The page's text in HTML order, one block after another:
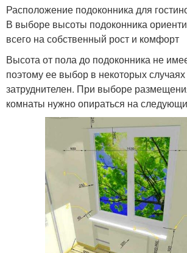
Расположение подоконника для
В выборе высоты подоконника
всего на собственный рост и комфорт
Высота от пола до подоконника не
поэтому ее выбор в некоторых
затруднителен. При выборе
комнаты нужно опираться на